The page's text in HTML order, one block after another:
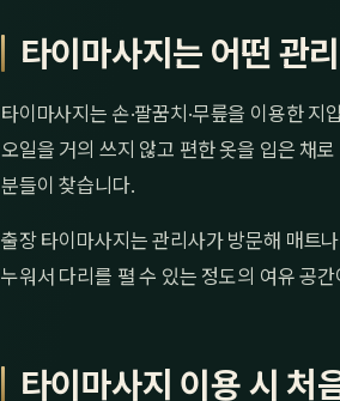
타이마사지는 어떤 관
타이마사지는 손·팔꿈치·무릎을 이용한
오일을 거의 쓰지 않고 편한 옷을 입은 채
분들이 찾습니다.
출장 타이마사지는 관리사가 방문해 매트
누워서 다리를 펼 수 있는 정도의 여유 공
타이마사지 이용 시 처